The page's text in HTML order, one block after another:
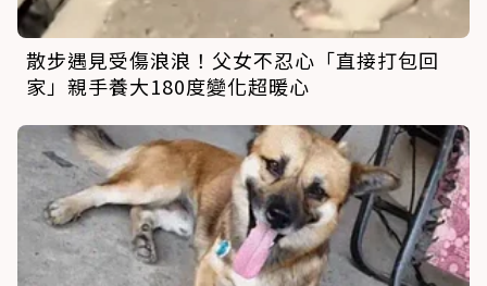
散步遇見受傷浪浪！父女不忍心「直接打包回
家」親手養大180度變化超暖心